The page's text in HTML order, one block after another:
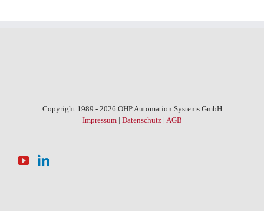
Copyright 1989 - 2026 OHP Automation Systems GmbH
Impressum| Datenschutz| AGB